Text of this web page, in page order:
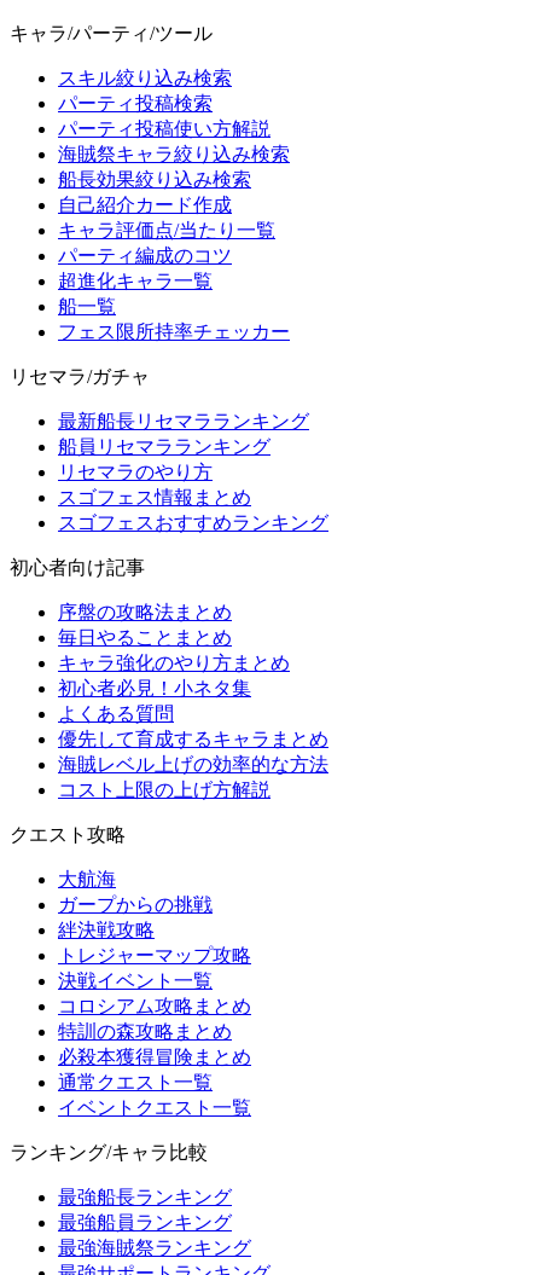
キャラ/パーティ/ツール
スキル絞り込み検索
パーティ投稿検索
パーティ投稿使い方解説
海賊祭キャラ絞り込み検索
船長効果絞り込み検索
自己紹介カード作成
キャラ評価点/当たり一覧
パーティ編成のコツ
超進化キャラ一覧
船一覧
フェス限所持率チェッカー
リセマラ/ガチャ
最新船長リセマラランキング
船員リセマラランキング
リセマラのやり方
スゴフェス情報まとめ
スゴフェスおすすめランキング
初心者向け記事
序盤の攻略法まとめ
毎日やることまとめ
キャラ強化のやり方まとめ
初心者必見！小ネタ集
よくある質問
優先して育成するキャラまとめ
海賊レベル上げの効率的な方法
コスト上限の上げ方解説
クエスト攻略
大航海
ガープからの挑戦
絆決戦攻略
トレジャーマップ攻略
決戦イベント一覧
コロシアム攻略まとめ
特訓の森攻略まとめ
必殺本獲得冒険まとめ
通常クエスト一覧
イベントクエスト一覧
ランキング/キャラ比較
最強船長ランキング
最強船員ランキング
最強海賊祭ランキング